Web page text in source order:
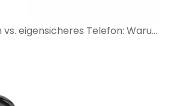
Robustes Telefon vs. eigensicheres Telefon: Warum robuster Schutz nicht ausreicht